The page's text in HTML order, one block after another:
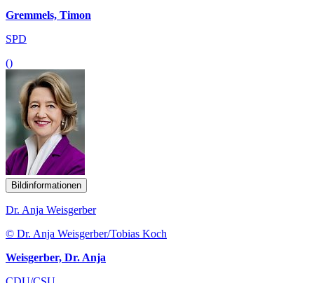
Gremmels, Timon
SPD
()
Bildinformationen
Dr. Anja Weisgerber
© Dr. Anja Weisgerber/Tobias Koch
Weisgerber, Dr. Anja